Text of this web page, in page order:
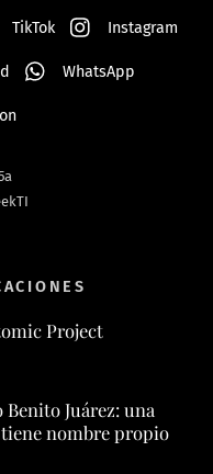
TikTok Instagram
WhatsApp
Project
Juárez: una
nombre propio